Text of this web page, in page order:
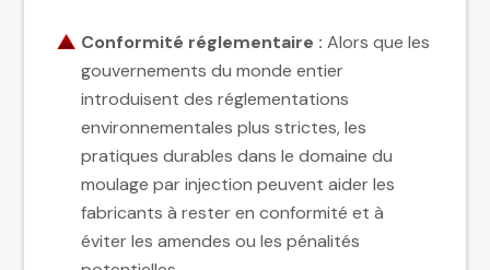
Conformité réglementaire : Alors que les
gouvernements du monde entier
introduisent des réglementations
environnementales plus strictes, les
pratiques durables dans le domaine du
moulage par injection peuvent aider les
fabricants à rester en conformité et à
éviter les amendes ou les pénalités